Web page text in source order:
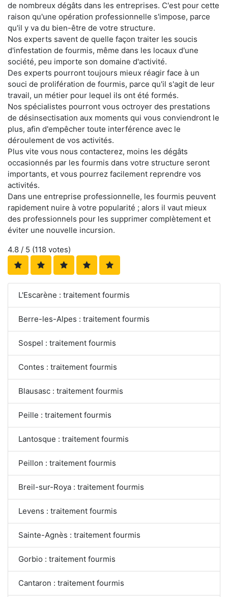
de nombreux dégâts dans les entreprises. C'est pour cette
raison qu'une opération professionnelle s'impose, parce
qu'il y va du bien-être de votre structure.
Nos experts savent de quelle façon traiter les soucis
d'infestation de fourmis, même dans les locaux d'une
société, peu importe son domaine d'activité.
Des experts pourront toujours mieux réagir face à un
souci de prolifération de fourmis, parce qu'il s'agit de leur
travail, un métier pour lequel ils ont été formés.
Nos spécialistes pourront vous octroyer des prestations
de désinsectisation aux moments qui vous conviendront le
plus, afin d'empêcher toute interférence avec le
déroulement de vos activités.
Plus vite vous nous contacterez, moins les dégâts
occasionnés par les fourmis dans votre structure seront
importants, et vous pourrez facilement reprendre vos
activités.
Dans une entreprise professionnelle, les fourmis peuvent
rapidement nuire à votre popularité ; alors il vaut mieux
des professionnels pour les supprimer complètement et
éviter une nouvelle incursion.
4.8 / 5 (118 votes)
L'Escarène : traitement fourmis
Berre-les-Alpes : traitement fourmis
Sospel : traitement fourmis
Contes : traitement fourmis
Blausasc : traitement fourmis
Peille : traitement fourmis
Lantosque : traitement fourmis
Peillon : traitement fourmis
Breil-sur-Roya : traitement fourmis
Levens : traitement fourmis
Sainte-Agnès : traitement fourmis
Gorbio : traitement fourmis
Cantaron : traitement fourmis